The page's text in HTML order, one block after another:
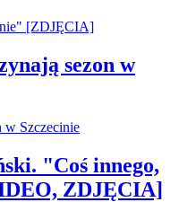
sezon w
"Coś innego,
ZDJĘCIA]